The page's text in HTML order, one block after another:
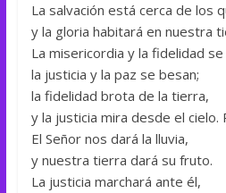
La salvación está cerca de los
y la gloria habitará en nuestra
La misericordia y la fidelidad
la justicia y la paz se besan;
la fidelidad brota de la tierra,
y la justicia mira desde el cielo.
El Señor nos dará la lluvia,
y nuestra tierra dará su fruto.
La justicia marchará ante él,